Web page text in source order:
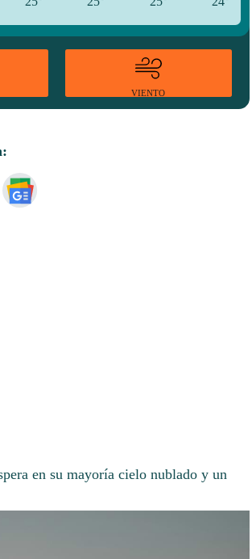
VIENTO
en su mayoría cielo nublado y un